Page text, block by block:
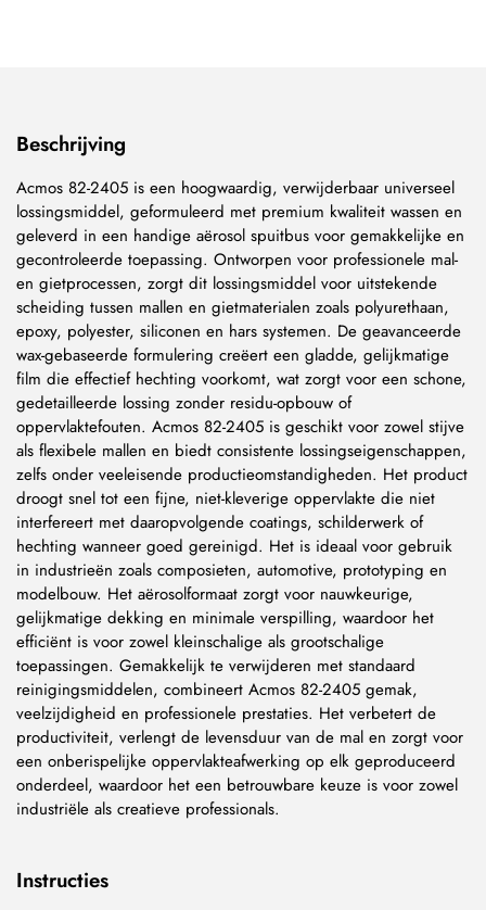
Beschrijving
Acmos 82-2405 is een hoogwaardig, verwijderbaar universeel
lossingsmiddel, geformuleerd met premium kwaliteit wassen en
geleverd in een handige aërosol spuitbus voor gemakkelijke en
gecontroleerde toepassing. Ontworpen voor professionele mal-
en gietprocessen, zorgt dit lossingsmiddel voor uitstekende
scheiding tussen mallen en gietmaterialen zoals polyurethaan,
epoxy, polyester, siliconen en hars systemen. De geavanceerde
wax-gebaseerde formulering creëert een gladde, gelijkmatige
film die effectief hechting voorkomt, wat zorgt voor een schone,
gedetailleerde lossing zonder residu-opbouw of
oppervlaktefouten. Acmos 82-2405 is geschikt voor zowel stijve
als flexibele mallen en biedt consistente lossingseigenschappen,
zelfs onder veeleisende productieomstandigheden. Het product
droogt snel tot een fijne, niet-kleverige oppervlakte die niet
interfereert met daaropvolgende coatings, schilderwerk of
hechting wanneer goed gereinigd. Het is ideaal voor gebruik
in industrieën zoals composieten, automotive, prototyping en
modelbouw. Het aërosolformaat zorgt voor nauwkeurige,
gelijkmatige dekking en minimale verspilling, waardoor het
efficiënt is voor zowel kleinschalige als grootschalige
toepassingen. Gemakkelijk te verwijderen met standaard
reinigingsmiddelen, combineert Acmos 82-2405 gemak,
veelzijdigheid en professionele prestaties. Het verbetert de
productiviteit, verlengt de levensduur van de mal en zorgt voor
een onberispelijke oppervlakteafwerking op elk geproduceerd
onderdeel, waardoor het een betrouwbare keuze is voor zowel
industriële als creatieve professionals.
Instructies